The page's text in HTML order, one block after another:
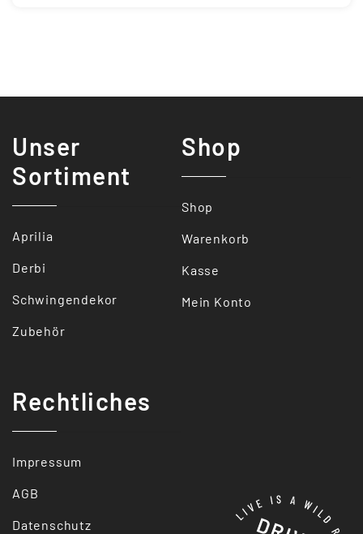
Unser
Sortiment
Aprilia
Derbi
Schwingendekor
Zubehör
Shop
Shop
Warenkorb
Kasse
Mein Konto
Rechtliches
Impressum
AGB
Datenschutz